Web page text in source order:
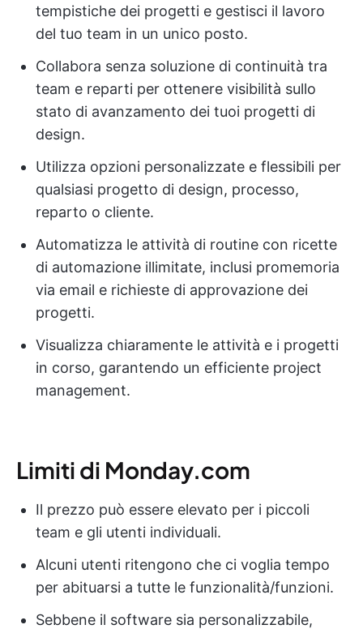
tempistiche dei progetti e gestisci il lavoro
del tuo team in un unico posto.
Collabora senza soluzione di continuità tra
team e reparti per ottenere visibilità sullo
stato di avanzamento dei tuoi progetti di
design.
Utilizza opzioni personalizzate e flessibili per
qualsiasi progetto di design, processo,
reparto o cliente.
Automatizza le attività di routine con ricette
di automazione illimitate, inclusi promemoria
via email e richieste di approvazione dei
progetti.
Visualizza chiaramente le attività e i progetti
in corso, garantendo un efficiente project
management.
Limiti di Monday.com
Il prezzo può essere elevato per i piccoli
team e gli utenti individuali.
Alcuni utenti ritengono che ci voglia tempo
per abituarsi a tutte le funzionalità/funzioni.
Sebbene il software sia personalizzabile,